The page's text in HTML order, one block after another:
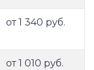
от 1 340 руб.
от 1 010 руб.